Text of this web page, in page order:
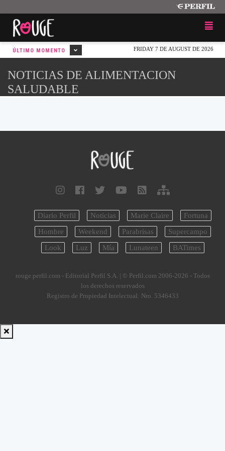
FRIDAY 7 DE AUGUST DE 2026
ÚLTIMO MOMENTO
NOTICIAS DE ALIMENTACION
SALUDABLE
Diario Perfil Noticias Marie Claire
Fortuna
Hombre
Weekend Parabrisas
Supercampo
Look
Luz Mía Lunateen BATimes
rouge.perfil.com - Editorial Perfil S.A. | © Perfil.com 2006-2026 - Todos
los derechos reservados
Registro de Propiedad Intelectual: Nro. 5346433